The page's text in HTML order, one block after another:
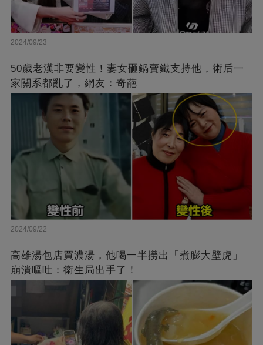
2024/09/23
50歲老漢非要變性！妻女砸鍋賣鐵支持他，術后一
家關系都亂了，網友：奇葩
2024/09/22
高雄湯包店買濃湯，他喝一半撈出「煮膨大壁虎」
崩潰嘔吐：衛生局出手了！